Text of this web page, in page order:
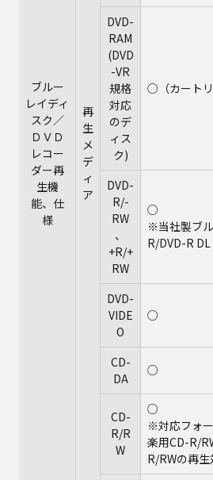
ブルー
レイディ
スク／
ＤＶＤ
レコー
ダー再
生機
能、仕
様
再
生
メ
デ
ィ
ア
DVD-
RAM
(DVD
-VR
規格
対応
のデ
ィス
ク)
○（カート
DVD-
R/-
RW
、
+R/+
RW
○
※当社製ブ
R/DVD-R
DVD-
VIDE
O
○
CD-
DA
○
CD-
R/R
W
○
※対応フォ
楽用CD-R/
R/RWの再